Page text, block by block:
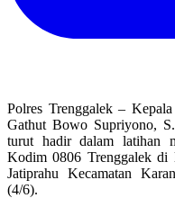
Polres Trenggalek –
Gathut Bowo Supriyono,
turut hadir dalam latihan
Kodim 0806 Trenggalek di
Jatiprahu Kecamatan
(4/6).